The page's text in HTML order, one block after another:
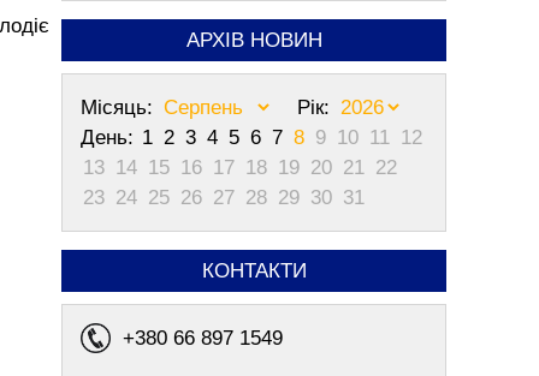
АРХІВ НОВИН
Місяць:
Рік:
День: 1 2 3 4 5 6 7 8 9 10 11 12
13 14 15 16 17 18 19 20 21 22
23 24 25 26 27 28 29 30 31
КОНТАКТИ
+380 66 897 1549